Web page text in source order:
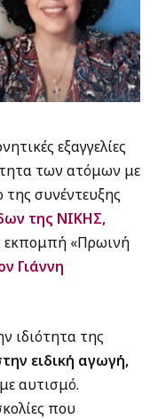
εξαγγελίες
των ατόμων με
της συνέντευξης
της ΝΙΚΗΣ,
εκπομπή «Πρωινή
Γιάννη
ιδιότητα της
ειδική αγωγή,
αυτισμό.
που